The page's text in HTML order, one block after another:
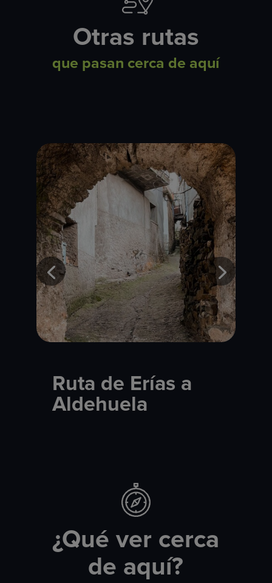
Otras rutas
que pasan cerca de aquí
Ruta de Erías a
Aldehuela
¿Qué ver cerca
de aquí?